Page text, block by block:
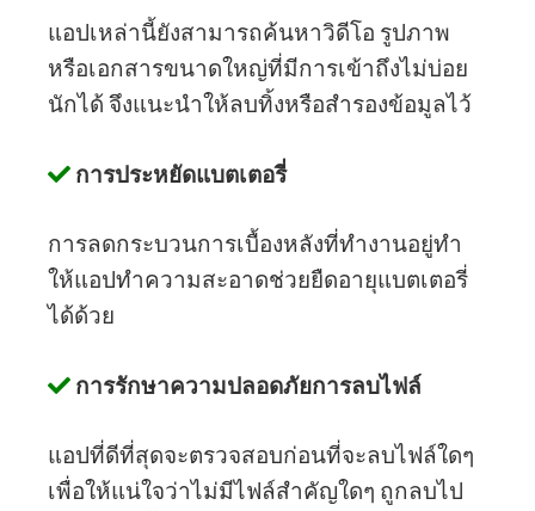
แอปเหล่านี้ยังสามารถค้นหาวิดีโอ รูปภาพ
หรือเอกสารขนาดใหญ่ที่มีการเข้าถึงไม่บ่อย
นักได้ จึงแนะนำให้ลบทิ้งหรือสำรองข้อมูลไว้
การประหยัดแบตเตอรี่
การลดกระบวนการเบื้องหลังที่ทำงานอยู่ทำ
ให้แอปทำความสะอาดช่วยยืดอายุแบตเตอรี่
ได้ด้วย
การรักษาความปลอดภัยการลบไฟล์
แอปที่ดีที่สุดจะตรวจสอบก่อนที่จะลบไฟล์ใดๆ
เพื่อให้แน่ใจว่าไม่มีไฟล์สำคัญใดๆ ถูกลบไป